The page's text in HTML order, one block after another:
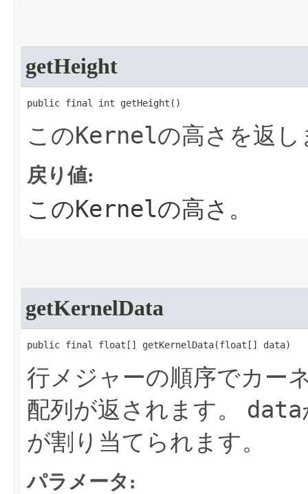
getHeight
public final int getHeight​()
このKernelの高さを返し
戻り値:
このKernelの高さ。
getKernelData
public final float[] getKernelData​(float[] data)
行メジャーの順序でカー
配列が返されます。
data
が割り当てられます。
パラメータ: